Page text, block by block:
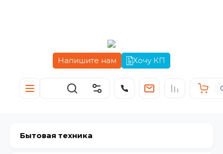
Напишите нам Хочу КП
Бытовая техника